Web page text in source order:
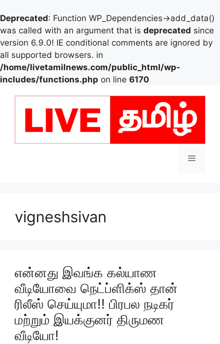
Deprecated: Function WP_Dependencies->add_data()
was called with an argument that is deprecated since
version 6.9.0! IE conditional comments are ignored by
all supported browsers. in
/home/livetamilnews.com/public_html/wp-
includes/functions.php on line 6170
Menu
vigneshsivan
என்னது இவங்க கல்யாண
வீடியோவை நெட்ப்ளிக்ஸ் தான்
ரிலீஸ் செய்யுமா!! பிரபல நடிகர்
மற்றும் இயக்குனர் திருமண
வீடியோ!